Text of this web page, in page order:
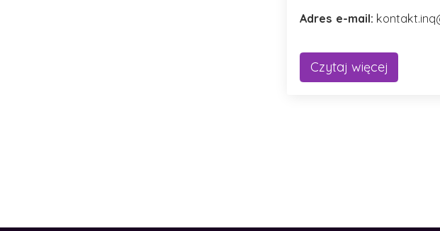
Adres e-mail:
Czytaj więcej